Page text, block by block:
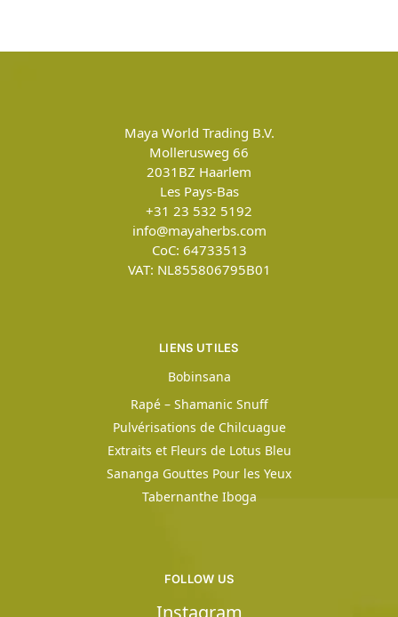
Maya World Trading B.V.
Mollerusweg 66
2031BZ Haarlem
Les Pays-Bas
+31 23 532 5192
info@mayaherbs.com
CoC: 64733513
VAT: NL855806795B01
LIENS UTILES
Bobinsana
Rapé – Shamanic Snuff
Pulvérisations de Chilcuague
Extraits et Fleurs de Lotus Bleu
Sananga Gouttes Pour les Yeux
Tabernanthe Iboga
FOLLOW US
Instagram